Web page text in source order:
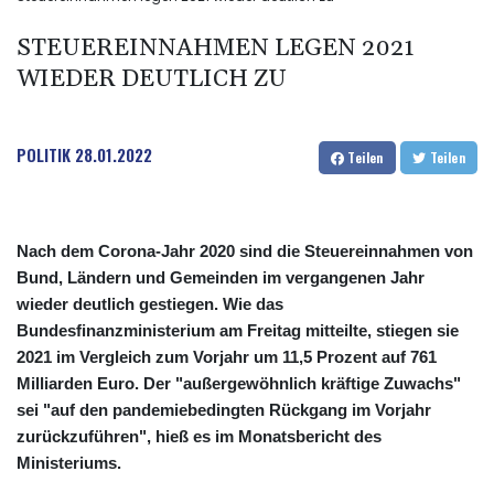
STEUEREINNAHMEN LEGEN 2021
WIEDER DEUTLICH ZU
POLITIK 28.01.2022 Teilen Teilen
Nach dem Corona-Jahr 2020 sind die Steuereinnahmen von
Bund, Ländern und Gemeinden im vergangenen Jahr
wieder deutlich gestiegen. Wie das
Bundesfinanzministerium am Freitag mitteilte, stiegen sie
2021 im Vergleich zum Vorjahr um 11,5 Prozent auf 761
Milliarden Euro. Der "außergewöhnlich kräftige Zuwachs"
sei "auf den pandemiebedingten Rückgang im Vorjahr
zurückzuführen", hieß es im Monatsbericht des
Ministeriums.